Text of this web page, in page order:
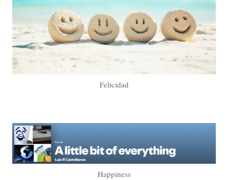
Felicidad
Happiness